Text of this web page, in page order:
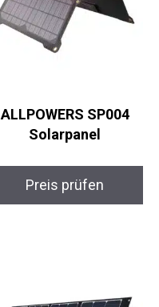
ALLPOWERS SP004
Solarpanel
Preis prüfen